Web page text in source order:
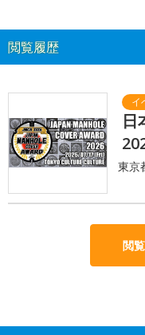
閲覧履歴
日
東京
閲